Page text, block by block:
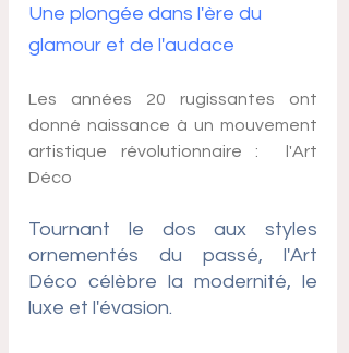
Une plongée dans l'ère du
glamour et de l'audace
Les années 20 rugissantes ont
donné naissance à un mouvement
artistique révolutionnaire :  l'Art
Déco
Tournant le dos aux styles
ornementés du passé, l'Art
Déco célèbre la modernité, le
luxe et l'évasion.